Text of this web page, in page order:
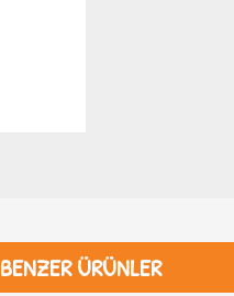
BENZER ÜRÜNLER